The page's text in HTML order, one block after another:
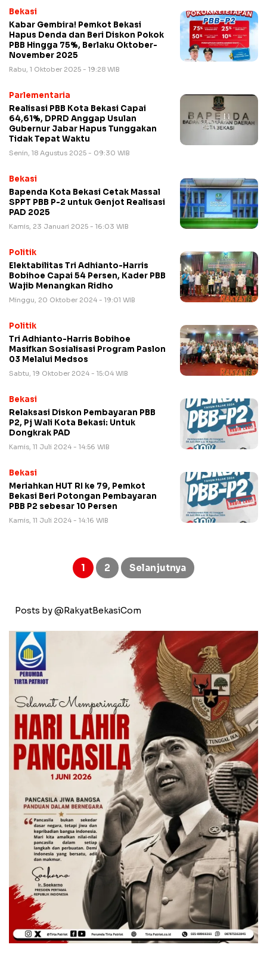
Bekasi
Kabar Gembira! Pemkot Bekasi
Hapus Denda dan Beri Diskon Pokok
PBB Hingga 75%, Berlaku Oktober-
November 2025
Rabu, 1 Oktober 2025 - 19:28 WIB
Parlementaria
Realisasi PBB Kota Bekasi Capai
64,61%, DPRD Anggap Usulan
Gubernur Jabar Hapus Tunggakan
Tidak Tepat Waktu
Senin, 18 Agustus 2025 - 09:30 WIB
Bekasi
Bapenda Kota Bekasi Cetak Massal
SPPT PBB P-2 untuk Genjot Realisasi
PAD 2025
Kamis, 23 Januari 2025 - 16:03 WIB
Politik
Elektabilitas Tri Adhianto-Harris
Bobihoe Capai 54 Persen, Kader PBB
Wajib Menangkan Ridho
Minggu, 20 Oktober 2024 - 19:01 WIB
Politik
Tri Adhianto-Harris Bobihoe
Masifkan Sosialisasi Program Paslon
03 Melalui Medsos
Sabtu, 19 Oktober 2024 - 15:04 WIB
Bekasi
Relaksasi Diskon Pembayaran PBB
P2, Pj Wali Kota Bekasi: Untuk
Dongkrak PAD
Kamis, 11 Juli 2024 - 14:56 WIB
Bekasi
Meriahkan HUT RI ke 79, Pemkot
Bekasi Beri Potongan Pembayaran
PBB P2 sebesar 10 Persen
Kamis, 11 Juli 2024 - 14:16 WIB
Paginasi
1 2 Selanjutnya
Posts by @RakyatBekasiCom